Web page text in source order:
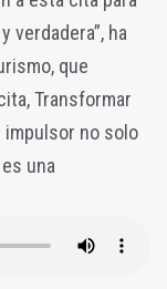
verdadera”, ha
que
Transformar
impulsor no solo
una